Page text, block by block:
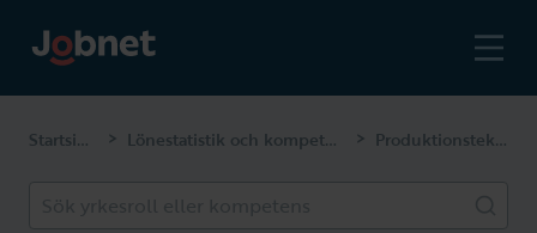
Startsidan > Lönestatistik och kompetenser > Produktionsteknik